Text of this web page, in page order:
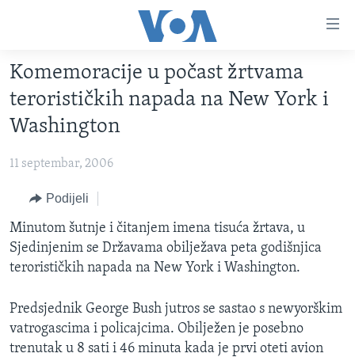
glavni
sadržaj
Pređi
na
glavnu
navigaciju
pretragu
VIDEO
FOTOGRAFIJE DANA
VIJESTI
SJEDINJENE AMERIČKE DRŽAVE
BOSNA I HERCEGOVINA
SVIJET
NAUKA I TEHNOLOGIJA
SPECIJALNI PROJEKTI
KORUPCIJA
ŽENSKA STRANA
IZBJEGLIČKA STRANA
Komemoracije u počast žrtvama
terorističkih napada na New York i
Washington
11 septembar, 2006
Podijeli
Minutom šutnje i čitanjem imena tisuća žrtava, u
Sjedinjenim se Državama obilježava peta godišnjica
terorističkih napada na New York i Washington.
Predsjednik George Bush jutros se sastao s newyorškim
vatrogascima i policajcima. Obilježen je posebno
trenutak u 8 sati i 46 minuta kada je prvi oteti avion